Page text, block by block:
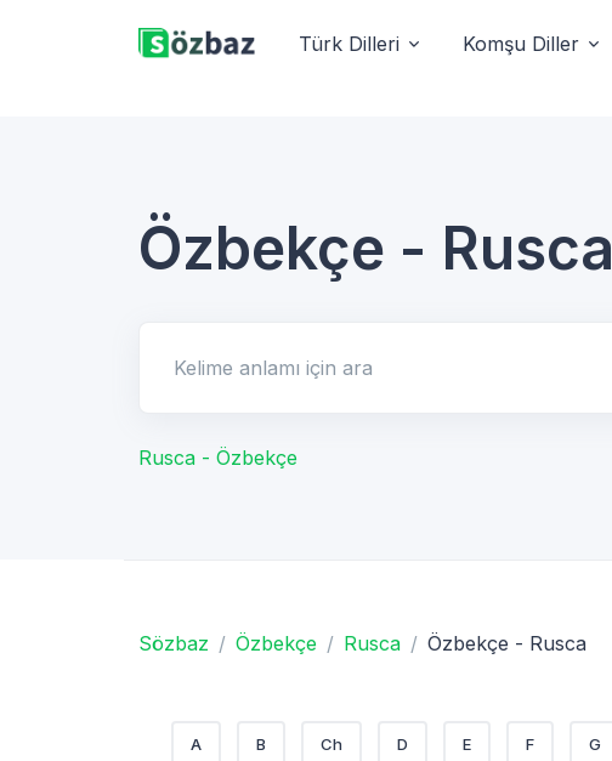
Türk Dilleri Komşu Diller
Özbekçe - Rusca
Rusca - Özbekçe
Sözbaz Özbekçe Rusca Özbekçe - Rusca
A B Ch D E F G